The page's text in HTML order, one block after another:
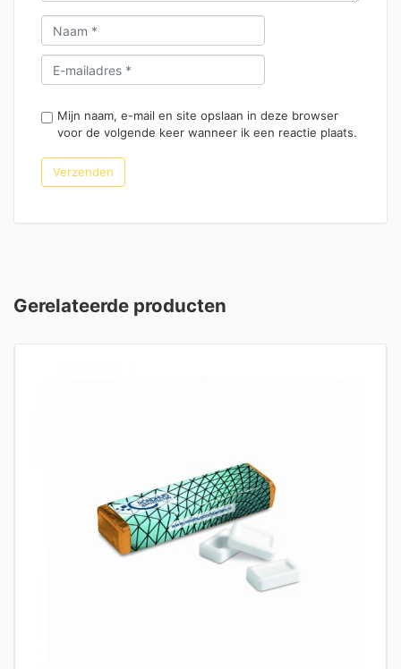
Mijn naam, e-mail en site opslaan in deze browser
voor de volgende keer wanneer ik een reactie plaats.
Gerelateerde producten